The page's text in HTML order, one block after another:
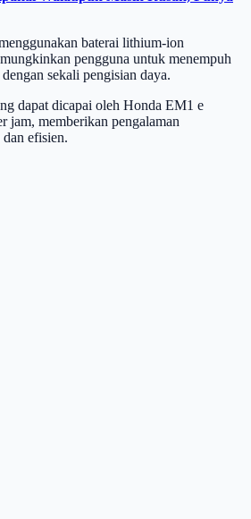
baterai lithium-ion
pengguna untuk menempuh
sekali pengisian daya.
dapat dicapai oleh Honda EM1 e
jam, memberikan pengalaman
efisien.